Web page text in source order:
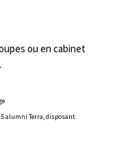
ou en cabinet
alumni Terra, disposant